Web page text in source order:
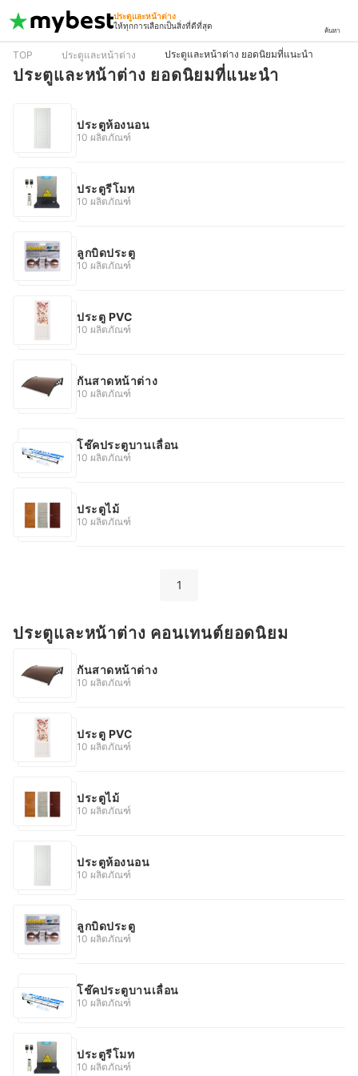
ประตูและหน้าต่าง
ให้ทุกการเลือกเป็นสิ่งที่ดีที่สุด
ค้นหา
TOP ประตูและหน้าต่าง ประตูและหน้าต่าง ยอดนิยมที่แนะนำ
ประตูและหน้าต่าง ยอดนิยมที่แนะนำ
ประตูห้องนอน
10 ผลิตภัณฑ์
ประตูรีโมท
10 ผลิตภัณฑ์
ลูกบิดประตู
10 ผลิตภัณฑ์
ประตู PVC
10 ผลิตภัณฑ์
กันสาดหน้าต่าง
10 ผลิตภัณฑ์
โช๊คประตูบานเลื่อน
10 ผลิตภัณฑ์
ประตูไม้
10 ผลิตภัณฑ์
1
ประตูและหน้าต่าง คอนเทนต์ยอดนิยม
กันสาดหน้าต่าง
10 ผลิตภัณฑ์
ประตู PVC
10 ผลิตภัณฑ์
ประตูไม้
10 ผลิตภัณฑ์
ประตูห้องนอน
10 ผลิตภัณฑ์
ลูกบิดประตู
10 ผลิตภัณฑ์
โช๊คประตูบานเลื่อน
10 ผลิตภัณฑ์
ประตูรีโมท
10 ผลิตภัณฑ์